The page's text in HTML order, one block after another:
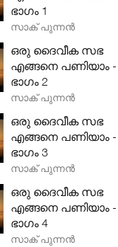
ഭാഗം 1
സാക് പുന്നൻ
ഒരു ദൈവീക സഭ
എങ്ങനെ പണിയാം -
ഭാഗം 2
സാക് പുന്നൻ
ഒരു ദൈവീക സഭ
എങ്ങനെ പണിയാം -
ഭാഗം 3
സാക് പുന്നൻ
ഒരു ദൈവീക സഭ
എങ്ങനെ പണിയാം -
ഭാഗം 4
സാക് പുന്നൻ